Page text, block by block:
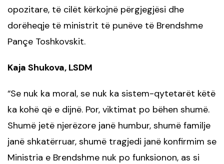
opozitare, të cilët kërkojnë përgjegjësi dhe
dorëheqje të ministrit të punëve të Brendshme
Pançe Toshkovskit.
Kaja Shukova, LSDM
“Se nuk ka moral, se nuk ka sistem-qytetarët këtë
ka kohë që e dijnë. Por, viktimat po bëhen shumë.
Shumë jetë njerëzore janë humbur, shumë familje
janë shkatërruar, shumë tragjedi janë konfirmim se
Ministria e Brendshme nuk po funksionon, as si